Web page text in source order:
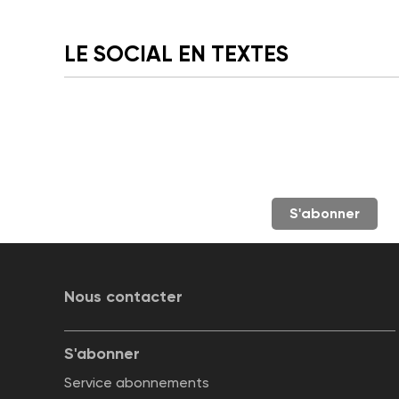
LE SOCIAL EN TEXTES
S'abonner
Nous contacter
S'abonner
Service abonnements